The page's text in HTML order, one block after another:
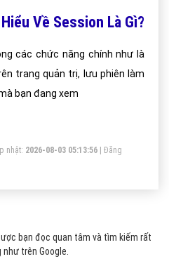
Về Session Là Gì?
các chức năng chính như là
trang quản trị, lưu phiên làm
bạn đang xem
nhật: 2026-08-03 05:13:56
Đăng
bạn đọc quan tâm và tìm kiếm rất
trên Google.